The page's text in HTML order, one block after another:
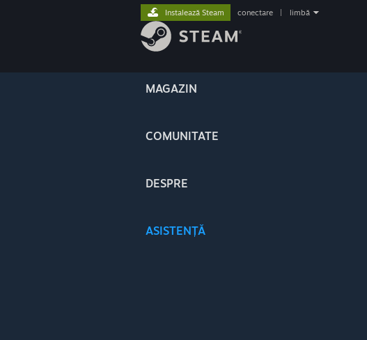
MAGAZIN
COMUNITATE
DESPRE
ASISTENȚĂ
Instalează Steam conectare limbă